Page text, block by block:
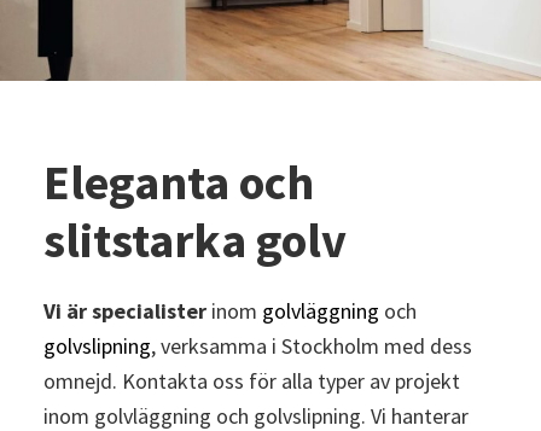
Eleganta och
slitstarka golv
Vi är specialisterinom golvläggning och
golvslipning, verksamma i Stockholm med dess
omnejd. Kontakta oss för alla typer av projekt
inom golvläggning och golvslipning. Vi hanterar